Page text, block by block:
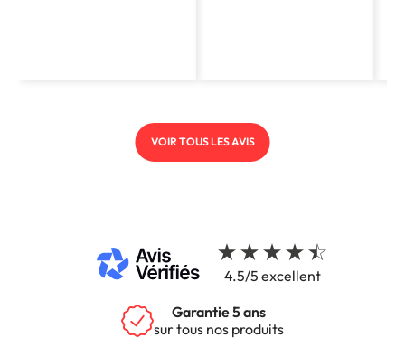
VOIR TOUS LES AVIS
4.5/5 excellent
Garantie 5 ans
sur tous nos produits